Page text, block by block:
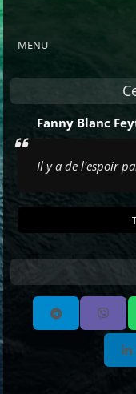
MENU
Fanny Blanc
Il y a de l'espoir